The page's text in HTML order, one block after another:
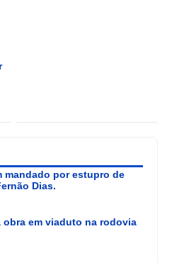
mandado por estupro de
Dias.
obra em viaduto na rodovia